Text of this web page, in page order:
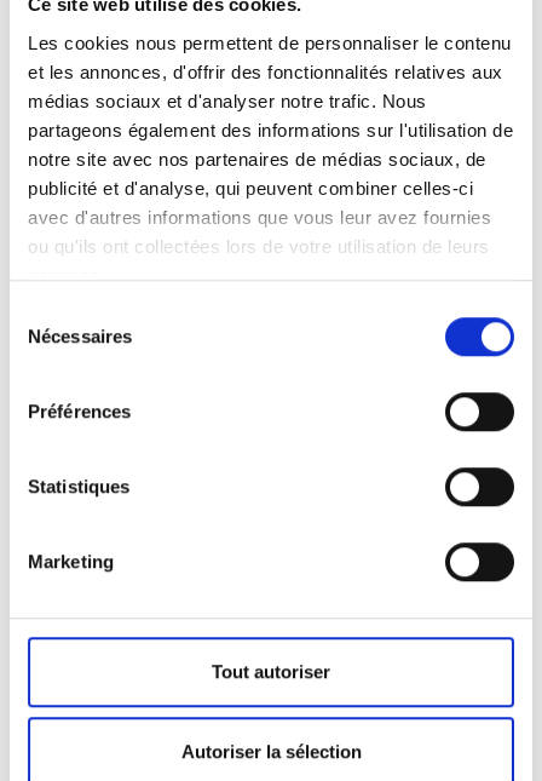
Ce site web utilise des cookies.
Les cookies nous permettent de personnaliser le contenu
et les annonces, d'offrir des fonctionnalités relatives aux
médias sociaux et d'analyser notre trafic. Nous
partageons également des informations sur l'utilisation de
notre site avec nos partenaires de médias sociaux, de
publicité et d'analyse, qui peuvent combiner celles-ci
avec d'autres informations que vous leur avez fournies
ou qu'ils ont collectées lors de votre utilisation de leurs
services.
duNécessaires
Préférences
Statistiques
Marketing
Tout autoriser
Autoriser la sélection
Sous-traitance industrielle
En savoir plus >
Photocopie & Post-impression